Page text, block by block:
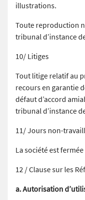
illustrations.
Toute reproduction
tribunal d’instance
10/ Litiges
Tout litige relatif au
recours en garantie
défaut d’accord
tribunal d’instance
11/ Jours non-
La société est
12 / Clause sur les
a. Autorisation